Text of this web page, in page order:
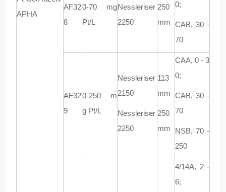
APHA
AF32
8
0-70 mg
Pt/L
Nessleriser
2250
250
mm
0;
CAB, 30 -
70
AF32
9
0-250 m
g Pt/L
Nessleriser
2150
Nessleriser
2250
113
mm
250
mm
CAA, 0 - 3
0;
CAB, 30 -
70
NSB, 70 -
250
4/14A, 2 -
6;